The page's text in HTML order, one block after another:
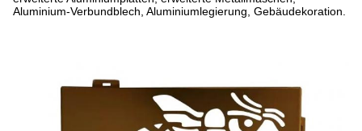
Aluminium-Verbundblech, Aluminiumlegierung, Gebäudekoration.